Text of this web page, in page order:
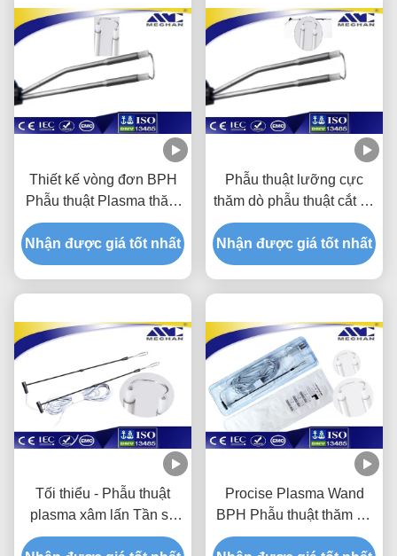
Thiết kế vòng đơn BPH
Phẫu thuật Plasma thăm
dò với vòng mỏng và
vòng dày
Nhận được giá tốt nhất
Phẫu thuật lưỡng cực
thăm dò phẫu thuật cắt bỏ
huyết tương cắt bằng CE
/ ISO
Nhận được giá tốt nhất
Tối thiểu - Phẫu thuật
plasma xâm lấn Tần số
vô tuyến thăm dò tần số
Procise Plasma Wand
BPH Phẫu thuật thăm dò
Kinetic Plasma lưỡng